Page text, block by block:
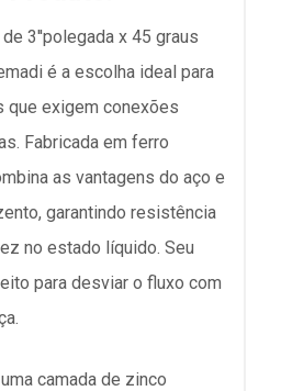
3''polegada x 45 graus
é a escolha ideal para
que exigem conexões
Fabricada em ferro
as vantagens do aço e
garantindo resistência
no estado líquido. Seu
para desviar o fluxo com
camada de zinco